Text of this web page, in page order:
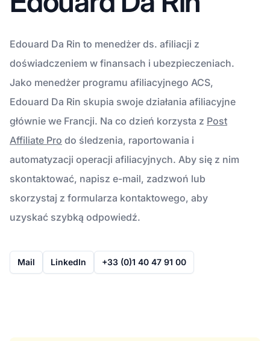
Edouard Da Rin to menedżer ds. afiliacji z
doświadczeniem w finansach i ubezpieczeniach.
Jako menedżer programu afiliacyjnego ACS,
Edouard Da Rin skupia swoje działania afiliacyjne
głównie we Francji. Na co dzień korzysta z Post
Affiliate Pro do śledzenia, raportowania i
automatyzacji operacji afiliacyjnych. Aby się z nim
skontaktować, napisz e-mail, zadzwoń lub
skorzystaj z formularza kontaktowego, aby
uzyskać szybką odpowiedź.
Mail LinkedIn +33 (0)1 40 47 91 00